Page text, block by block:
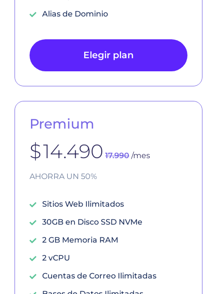
Alias de Dominio
Elegir plan
Premium
$14.490 17.990 /mes
AHORRA UN 50%
Sitios Web Ilimitados
30GB en Disco SSD NVMe
2 GB Memoria RAM
2 vCPU
Cuentas de Correo Ilimitadas